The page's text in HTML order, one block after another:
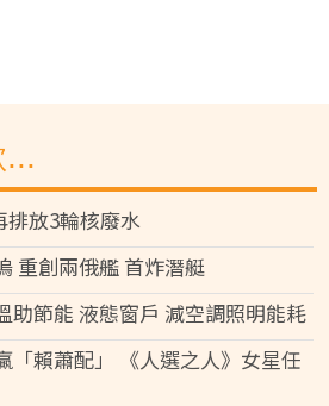
排放3輪核廢水
重創兩俄艦 首炸潛艇
助節能 液態窗戶 減空調照明能耗
「賴蕭配」 《人選之人》女星任